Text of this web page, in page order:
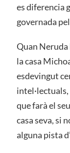
es diferencia
governada pel
Quan Neruda
la casa
esdevingut
que farà el
casa seva, si
alguna pista